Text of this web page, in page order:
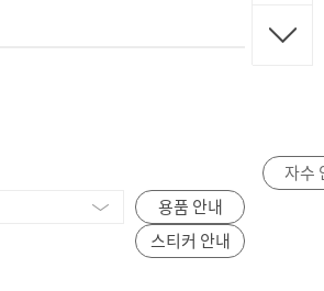
용품 안내
스티커 안내
자수